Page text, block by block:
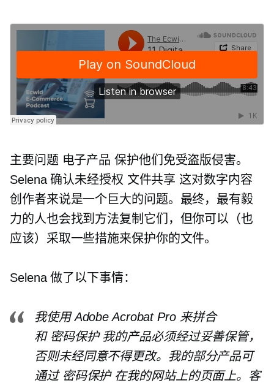
主要问题 电子产品 保护他们免受盗版侵害。
Selena 确认未经授权 文件共享 这对数字内容
创作者来说是一个巨大的问题。最终，最有毅
力的人也会找到方法复制它们，但你可以（也
应该）采取一些措施来保护你的文件。
Selena 做了以下事情：
我使用 Adob​​e Acrobat Pro 来拼合
和 密码保护我的产品必须经过妥善保管，
否则未经同意不得更改。我的部分产品可
通过 密码保护在我的网站上的页面上。客